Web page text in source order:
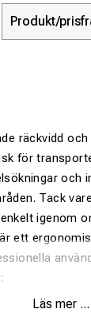
Produkt/
räckvidd
för
och
Tack
igenom
ett
Läs mer ...